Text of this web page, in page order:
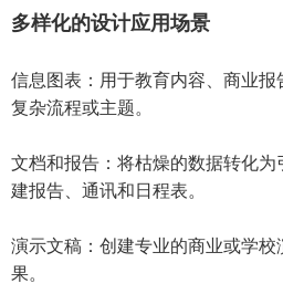
多样化的设计应用场景
信息图表：用于教育内容、商业
复杂流程或主题。
文档和报告：将枯燥的数据转化
建报告、通讯和日程表。
演示文稿：创建专业的商业或学
果。